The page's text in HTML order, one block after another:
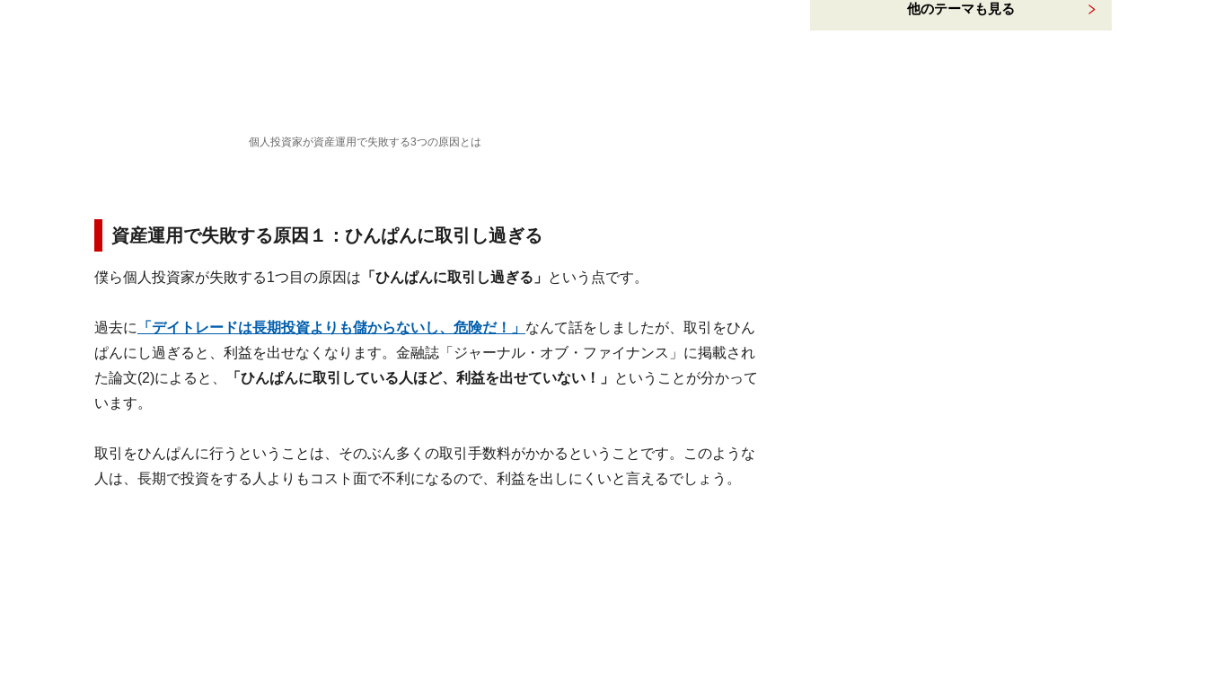
個人投資家が資産運用で失敗する3つの原因とは
資産運用で失敗する原因１：ひんぱんに取引し過ぎる
僕ら個人投資家が失敗する1つ目の原因は 「ひんぱんに取引し過ぎる」 という点です。
過去に 「デイトレードは長期投資よりも儲からないし、危険だ！」 なんて話をしましたが、取引をひん
ぱんにし過ぎると、利益を出せなくなります。金融誌「ジャーナル・オブ・ファイナンス」に掲載され
た論文(2)によると、
「ひんぱんに取引している人ほど、利益を出せていない！」 ということが分かって
います。
取引をひんぱんに行うということは、そのぶん多くの取引手数料がかかるということです。このような
人は、長期で投資をする人よりもコスト面で不利になるので、利益を出しにくいと言えるでしょう。
他のテーマも見る